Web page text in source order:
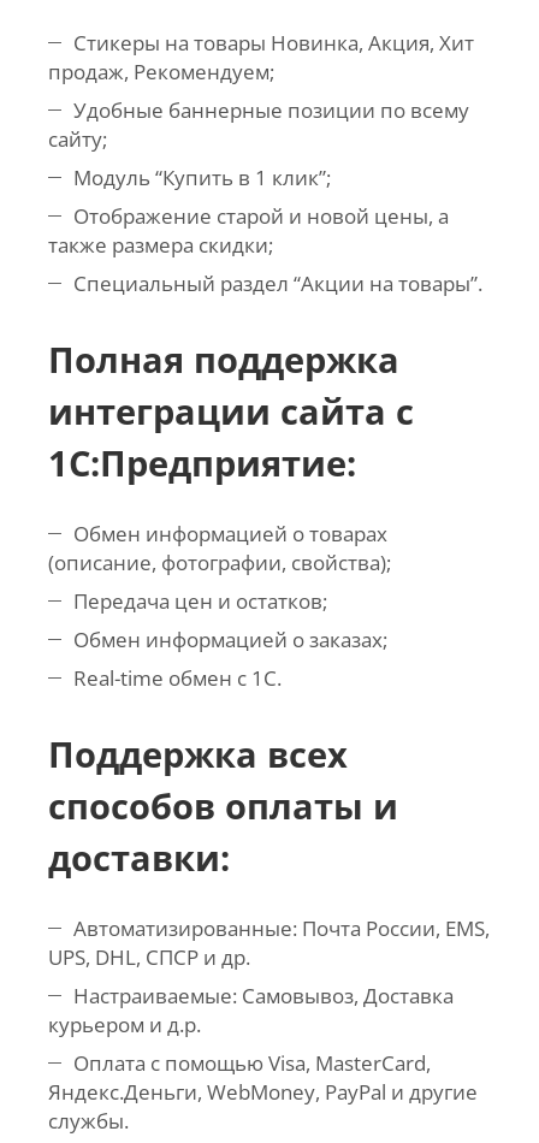
Стикеры на товары Новинка, Акция, Хит
продаж, Рекомендуем;
Удобные баннерные позиции по всему
сайту;
Модуль “Купить в 1 клик”;
Отображение старой и новой цены, а
также размера скидки;
Специальный раздел “Акции на товары”.
Полная поддержка
интеграции сайта с
1С:Предприятие:
Обмен информацией о товарах
(описание, фотографии, свойства);
Передача цен и остатков;
Обмен информацией о заказах;
Real-time обмен с 1С.
Поддержка всех
способов оплаты и
доставки:
Автоматизированные: Почта России, EMS,
UPS, DHL, СПСР и др.
Настраиваемые: Самовывоз, Доставка
курьером и д.р.
Оплата с помощью Visa, MasterCard,
Яндекс.Деньги, WebMoney, PayPal и другие
службы.